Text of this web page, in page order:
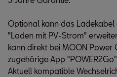
Optional kann das Ladekabel
"Laden mit PV-Strom"
kann direkt bei MOON Power
zugehörige App
Aktuell kompatible